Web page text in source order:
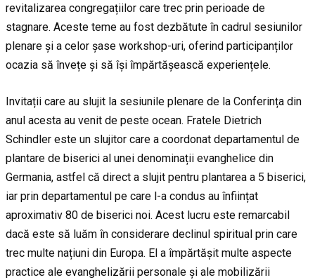
revitalizarea congregațiilor care trec prin perioade de
stagnare. Aceste teme au fost dezbătute în cadrul sesiunilor
plenare și a celor șase workshop-uri, oferind participanților
ocazia să învețe și să își împărtășească experiențele.
Invitații care au slujit la sesiunile plenare de la Conferința din
anul acesta au venit de peste ocean. Fratele Dietrich
Schindler este un slujitor care a coordonat departamentul de
plantare de biserici al unei denominații evanghelice din
Germania, astfel că direct a slujit pentru plantarea a 5 biserici,
iar prin departamentul pe care l-a condus au înființat
aproximativ 80 de biserici noi. Acest lucru este remarcabil
dacă este să luăm în considerare declinul spiritual prin care
trec multe națiuni din Europa. El a împărtășit multe aspecte
practice ale evanghelizării personale și ale mobilizării